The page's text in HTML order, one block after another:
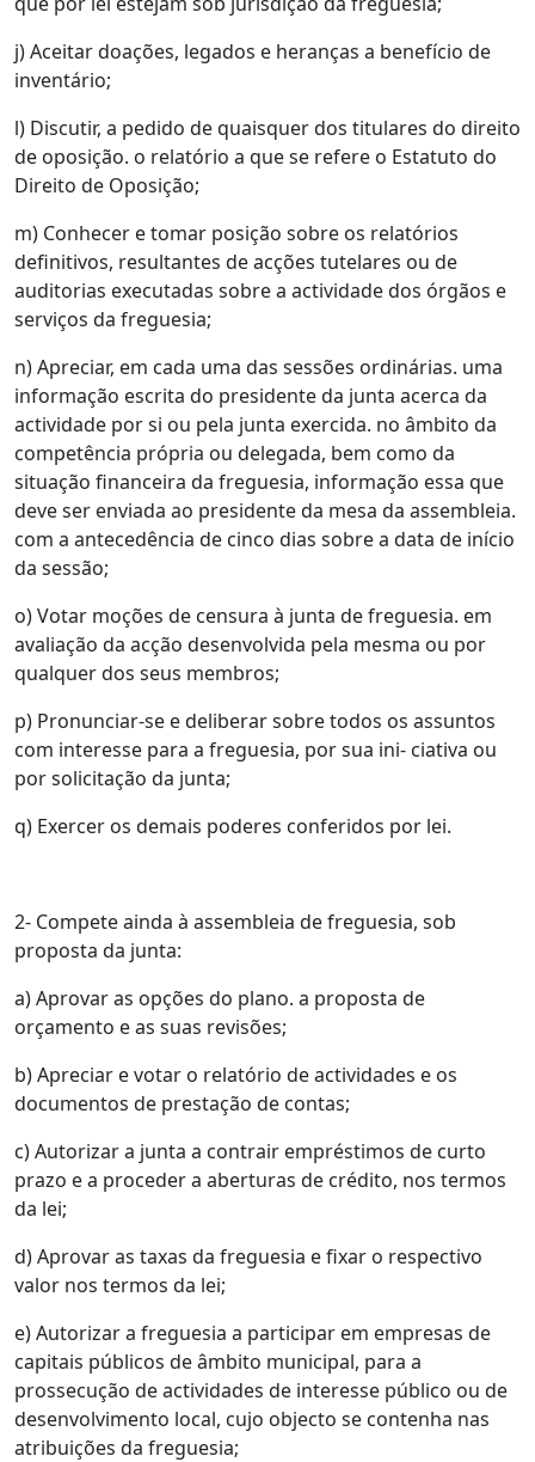
j) Aceitar doações, legados e heranças a benefício de
inventário;
l) Discutir, a pedido de quaisquer dos titulares do direito
de oposição. o relatório a que se refere o Estatuto do
Direito de Oposição;
m) Conhecer e tomar posição sobre os relatórios
definitivos, resultantes de acções tutelares ou de
auditorias executadas sobre a actividade dos órgãos e
serviços da freguesia;
n) Apreciar, em cada uma das sessões ordinárias. uma
informação escrita do presidente da junta acerca da
actividade por si ou pela junta exercida. no âmbito da
competência própria ou delegada, bem como da
situação financeira da freguesia, informação essa que
deve ser enviada ao presidente da mesa da assembleia.
com a antecedência de cinco dias sobre a data de início
da sessão;
o) Votar moções de censura à junta de freguesia. em
avaliação da acção desenvolvida pela mesma ou por
qualquer dos seus membros;
p) Pronunciar-se e deliberar sobre todos os assuntos
com interesse para a freguesia, por sua ini- ciativa ou
por solicitação da junta;
q) Exercer os demais poderes conferidos por lei.
2- Compete ainda à assembleia de freguesia, sob
proposta da junta:
a) Aprovar as opções do plano. a proposta de
orçamento e as suas revisões;
b) Apreciar e votar o relatório de actividades e os
documentos de prestação de contas;
c) Autorizar a junta a contrair empréstimos de curto
prazo e a proceder a aberturas de crédito, nos termos
da lei;
d) Aprovar as taxas da freguesia e fixar o respectivo
valor nos termos da lei;
e) Autorizar a freguesia a participar em empresas de
capitais públicos de âmbito municipal, para a
prossecução de actividades de interesse público ou de
desenvolvimento local, cujo objecto se contenha nas
atribuições da freguesia;